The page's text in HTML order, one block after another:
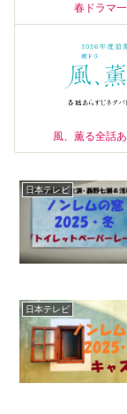
春ドラマ
風、薫る全話
日本テレビ
日本テレビ